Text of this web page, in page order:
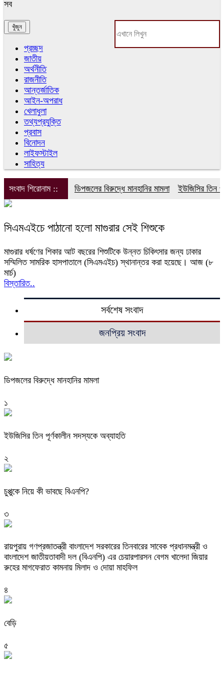
সব
প্রচ্ছদ
জাতীয়
অর্থনীতি
রাজনীতি
আন্তর্জাতিক
আইন-অপরাধ
খেলাধুলা
তথ্যপ্রযুক্তি
প্রবাস
বিনোদন
লাইফস্টাইল
সাহিত্য
সংবাদ শিরোনাম :: ডিপজলের বিরুদ্ধে মানহানির মামলা ইউজিসির তিন
সিএমএইচে পাঠানো হলো মাগুরার সেই শিশুকে
মাগুরার ধর্ষণের শিকার আট বছরের শিশুটিকে উন্নত চিকিৎসার জন্য ঢাকার
সম্মিলিত সামরিক হাসপাতালে (সিএমএইচ) স্থানান্তর করা হয়েছে। আজ (৮
মার্চ)
বিস্তারিত..
সর্বশেষ সংবাদ
জনপ্রিয় সংবাদ
ডিপজলের বিরুদ্ধে মানহানির মামলা
১
ইউজিসির তিন পূর্ণকালীন সদস্যকে অব্যাহতি
২
চুপ্পুকে নিয়ে কী ভাবছে বিএনপি?
৩
রায়পুরায় গণপ্রজাতন্ত্রী বাংলাদেশ সরকারের তিনবারের সাবেক প্রধানমন্ত্রী ও
বাংলাদেশ জাতীয়তাবাদী দল (বিএনপি) এর চেয়ারপারসন বেগম খালেদা জিয়ার
রুহের মাগফেরাত কামনায় মিলাদ ও দোয়া মাহফিল
৪
বেড়ি
৫